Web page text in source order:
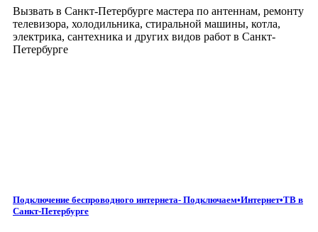
Вызвать в Санкт-Петербурге мастера по антеннам, ремонту
телевизора, холодильника, стиральной машины, котла,
электрика, сантехника и других видов работ в Санкт-
Петербурге
Подключение беспроводного интернета- Подключаем•Интернет•ТВ в
Санкт-Петербурге